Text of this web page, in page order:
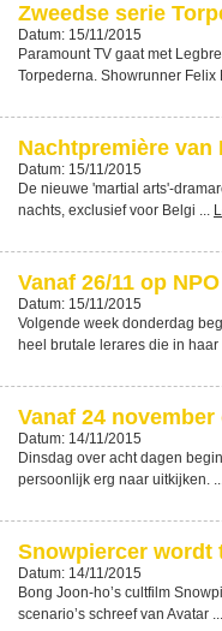
Zweedse serie
Datum: 15/11/2015
Paramount TV gaat met
Torpederna. Showrunner Felix
Nachtpremière van
Datum: 15/11/2015
De nieuwe 'martial arts'-
nachts, exclusief voor Belgi ...
Vanaf 26/11 op
Datum: 15/11/2015
Volgende week donderdag
heel brutale lerares die in haar
Vanaf 24
Datum: 14/11/2015
Dinsdag over acht dagen
persoonlijk erg naar uitkijken.
Snowpiercer wordt
Datum: 14/11/2015
Bong Joon-ho’s cultfilm
scenario’s schreef van Avatar ...